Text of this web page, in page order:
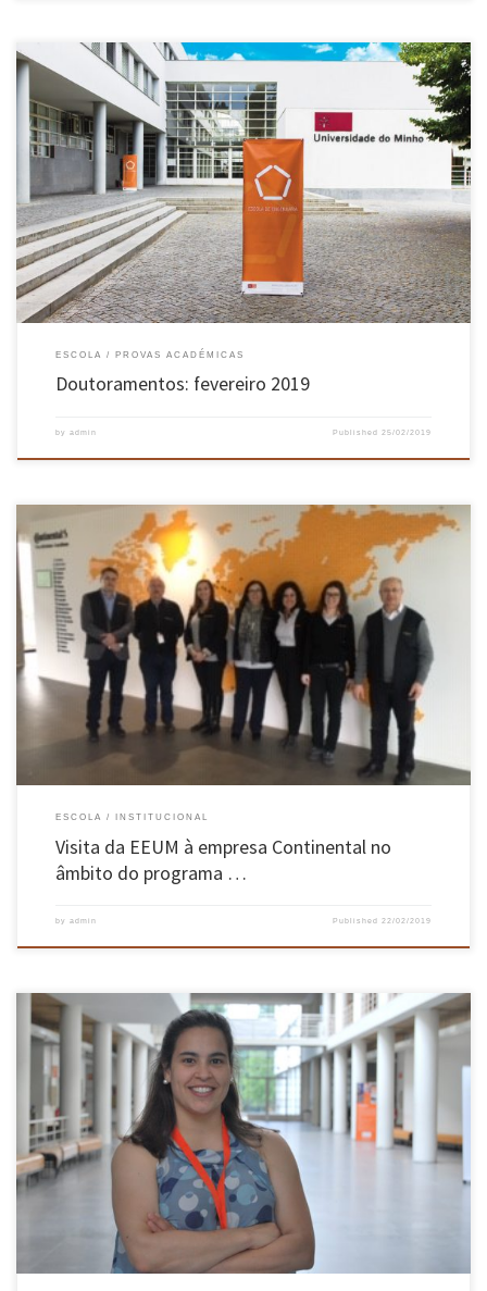
Provas Académicas de fevereiro. Leonardo Filipe Guilherme Rodrigues Programa Doutoral
em Engenharia Civil Tema da Tese: Robustness of multi-story timber buildings in seismic
regions Orientador: Jorge M. Branco; Luís A. C. Neves Ana Catarina Rodrigues Milho
Programa Doutoral em Engenharia Química e Biológica Tema da Tese: Using synthetic
biology tools to […]
ESCOLA PROVAS ACADÉMICAS
Doutoramentos: fevereiro 2019
by admin Published 25/02/2019
Realizou-se no dia 21 de fevereiro uma visita à empresa Continental, em V. N. Famalicão,
com o objetivo de promover e preparar o programa de mérito ContiStudentAward, para
alunos de alguns cursos de Engenharia, do qual a EEUM dará noticias em breve.
Acompanharam a visita os Diretores de Curso dos Mestrados […]
ESCOLA INSTITUCIONAL
Visita da EEUM à empresa Continental no
âmbito do programa …
by admin Published 22/02/2019
Entrevista Catarina Cubo é estudante de doutoramento do Programa Doutoral em
Engenharia Industrial e de Sistemas no Departamento de Produção e Sistemas e no Centro
Algoritmi da Escola de Engenharia da Universidade do Minho, sendo suportada por uma
bolsa de doutoramento da FCT – Fundação para a Ciência e Tecnologia. […]